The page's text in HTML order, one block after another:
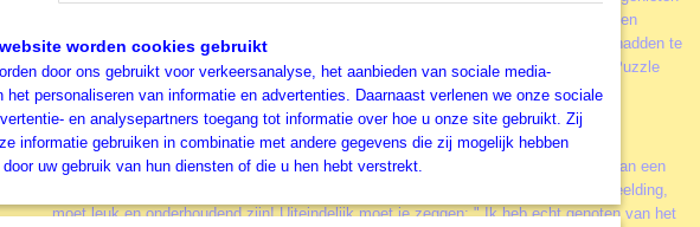
van een legpuzzel! Onze zoektocht naar de perfecte puzzel veranderde al snel in een
droomproject toen we besloten om alle ideale eigenschappen die we in gedachten hadden te
combineren om de meest opwindende legpuzzels te maken – en zo werd ENJOY Puzzle
werkelijkheid!
Waarom heten we ENJOY Puzzle?
Waarom zou je aan een puzzel werken als je er geen plezier in hebt?! Het leggen van een
legpuzzel kost veel tijd, dus de hele ervaring, van de puzzel zelf tot en met de afbeelding,
moet leuk en onderhoudend zijn! Uiteindelijk moet je zeggen: " Ik heb echt genoten van het
worden cookies gebruikt
door ons gebruikt voor verkeersanalyse, het aanbieden van sociale media-
het personaliseren van informatie en advertenties. Daarnaast verlenen we onze sociale
en analysepartners toegang tot informatie over hoe u onze site gebruikt. Zij
informatie gebruiken in combinatie met andere gegevens die zij mogelijk hebben
uw gebruik van hun diensten of die u hen hebt verstrekt.